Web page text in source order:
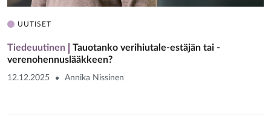
UUTISET
Tiedeuutinen
Tauotanko verihiutale-estäjän tai ­
verenohennuslääkkeen?
12.12.2025 Annika Nissinen